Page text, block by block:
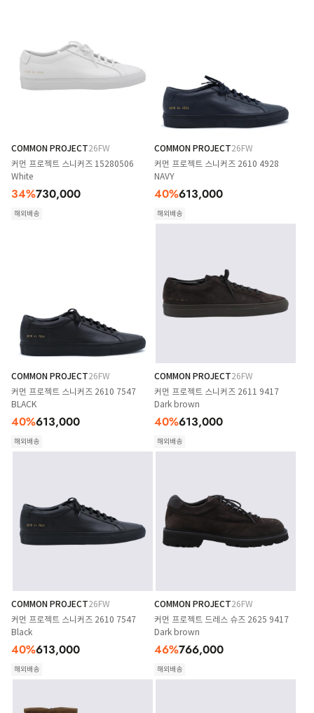
COMMON PROJECT26FW
커먼 프로젝트 스니커즈 15280506
White
34%730,000
해외배송
COMMON PROJECT26FW
커먼 프로젝트 스니커즈 2610 4928
NAVY
40%613,000
해외배송
COMMON PROJECT26FW
커먼 프로젝트 스니커즈 2610 7547
BLACK
40%613,000
해외배송
COMMON PROJECT26FW
커먼 프로젝트 스니커즈 2611 9417
Dark brown
40%613,000
해외배송
COMMON PROJECT26FW
커먼 프로젝트 스니커즈 2610 7547
Black
40%613,000
해외배송
COMMON PROJECT26FW
커먼 프로젝트 드레스 슈즈 2625 9417
Dark brown
46%766,000
해외배송